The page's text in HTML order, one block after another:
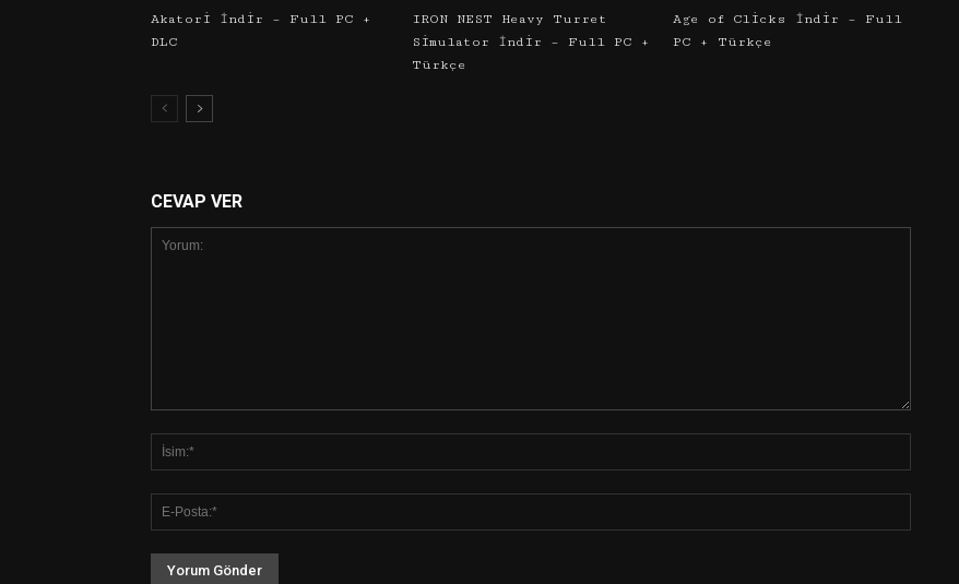
Akatori İndir – Full PC +
DLC
IRON NEST Heavy Turret
Simulator İndir – Full PC +
Türkçe
Age of Clicks İndir – Full
PC + Türkçe
CEVAP VER